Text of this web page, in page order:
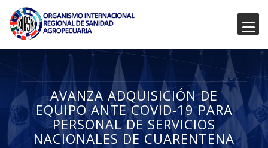
AVANZA ADQUISICIÓN DE
EQUIPO ANTE COVID-19 PARA
PERSONAL DE SERVICIOS
NACIONALES DE CUARENTENA